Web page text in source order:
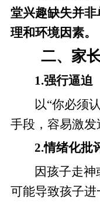
堂兴趣缺失并
理和环境因素。
二、家
1.强行逼迫
以“你必须
手段，容易激发
2.情绪化批
因孩子走神
可能导致孩子进